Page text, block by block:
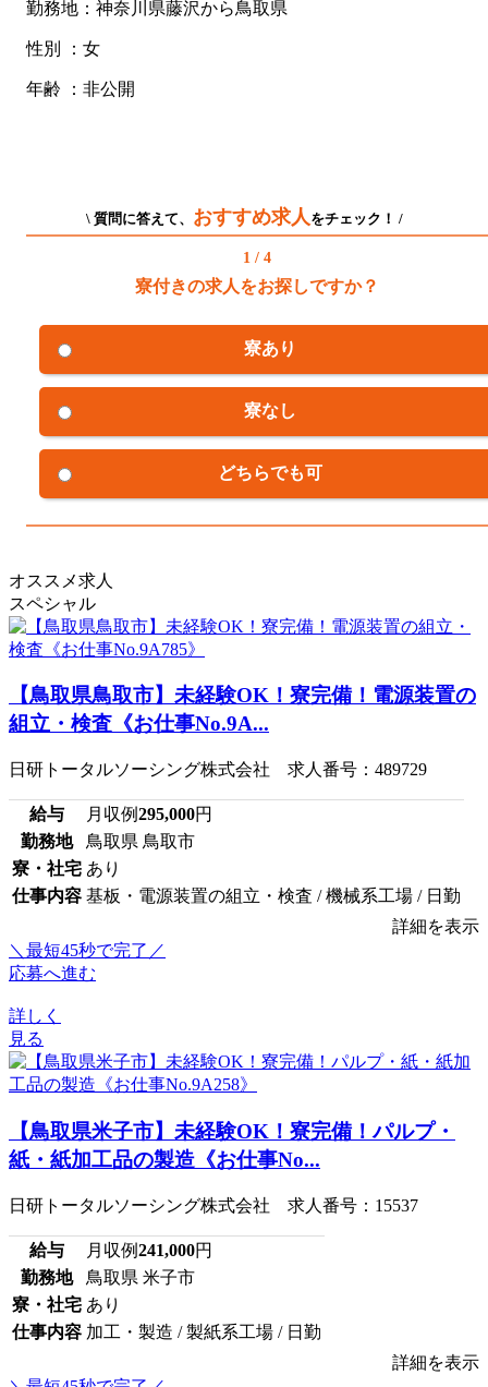
勤務地：神奈川県藤沢から鳥取県
性別 ：女
年齢 ：非公開
\ 質問に答えて、 おすすめ求人 をチェック！ /
1 / 4
寮付きの求人をお探しですか？
寮あり
寮なし
どちらでも可
オススメ求人
スペシャル
【鳥取県鳥取市】未経験OK！寮完備！電源装置の
組立・検査《お仕事No.9A...
日研トータルソーシング株式会社 求人番号：489729
給与 月収例295,000円
勤務地
鳥取県 鳥取市
寮・社宅 あり
仕事内容 基板・電源装置の組立・検査 / 機械系工場 / 日勤
詳細を表示
＼最短45秒で完了／
応募へ進む
詳しく
見る
【鳥取県米子市】未経験OK！寮完備！パルプ・
紙・紙加工品の製造《お仕事No...
日研トータルソーシング株式会社 求人番号：15537
給与 月収例241,000円
勤務地
鳥取県 米子市
寮・社宅 あり
仕事内容 加工・製造 / 製紙系工場 / 日勤
詳細を表示